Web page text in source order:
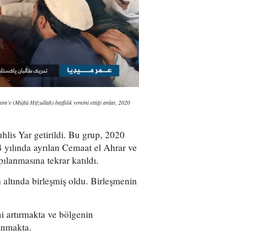
(Müftü Hifzullah) bağlılık yemini ettiği anlar, 2020
Yar getirildi. Bu grup, 2020
ayrılan Cemaat el Ahrar ve
tekrar katıldı.
altında birleşmiş oldu. Birleşmenin
artırmakta ve bölgenin